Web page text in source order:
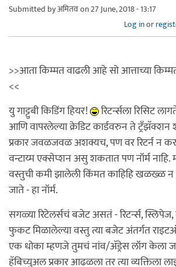
Submitted byअमितवon 27 June, 2018 - 13:17
Log inor
>>आता किम्मत वाढली आहे सो आत्ताच्या
<<
यु गाट्टुबी किडिंग हियर!
रिटर्न्सला रिसिट
आणि वापरलेल्या क्रेडिट कार्डवरुन ते ट्रँझॅक्शन
प्रकार जवळजवळ अशक्यच, पण वर रिटर्न न
वन्टाय्म एक्सेप्शन असु शकतात पण नॉर्म नाहि.
वस्तुची कमी झालेली किंमत काहिहि खळख्ळ
जाते - हा नॉर्म.
सगळ्या रिटेलर्सचं बजेट असतं - रिटर्न्स,
फुकट मिळालेल्या वस्तु त्या बजेट अंतर्गत
एक धोका म्हणजे तुमचं नांव/अ‍ॅड्रेस लॉग केला
हॅबिच्युअल प्रकार आढळला तर त्या व्यक्तिला